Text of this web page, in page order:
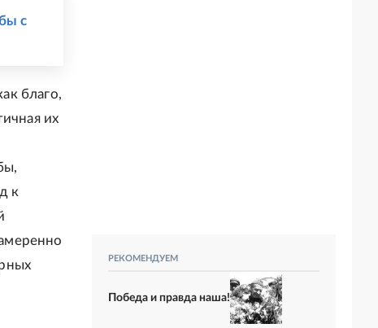
с
благо,
их
к
РЕКОМЕНДУЕМ
Победа и правда наша!